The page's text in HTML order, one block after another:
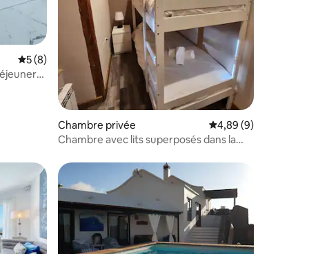
: 5 sur 5
Évaluation moyenne sur la base de 8 commentaires : 5 sur 5
5 (8)
Chambre privée Évaluation moyenne
4,89 (9)
Chambre avec lits superposés dans la